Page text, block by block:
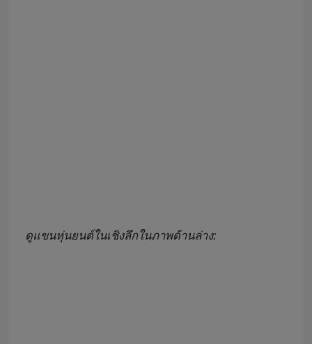
ดูแขนหุ่นยนต์ในเชิงลึกในภาพด้านล่าง: